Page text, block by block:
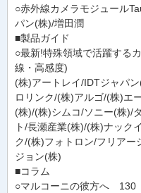
○赤外線カメラモジュール
パン(株)/増田潤
■製品ガイド
○最新!特殊領域で活躍する
線・高感度)
(株)アートレイ/IDTジャパ
ロリンク/(株)アルゴ/(株)エ
(株)/(株)シムコ/ソニー(株)/
ト/長瀬産業(株)/(株)ナック
ク/(株)フォトロン/フリアー
ジョン(株)
■コラム
○マルコーニの彼方へ 130